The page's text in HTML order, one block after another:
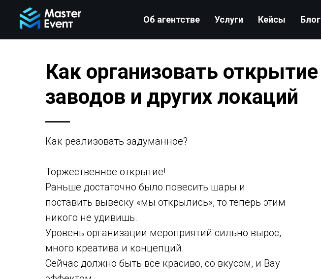
Об агентстве Услуги Кейсы Блог
Как организовать открытие
заводов и других локаций
Как реализовать задуманное?
Торжественное открытие!
Раньше достаточно было повесить шары и
поставить вывеску «мы открылись», то теперь этим
никого не удивишь.
Уровень организации мероприятий сильно вырос,
много креатива и концепций.
Сейчас должно быть все красиво, со вкусом, и Вау